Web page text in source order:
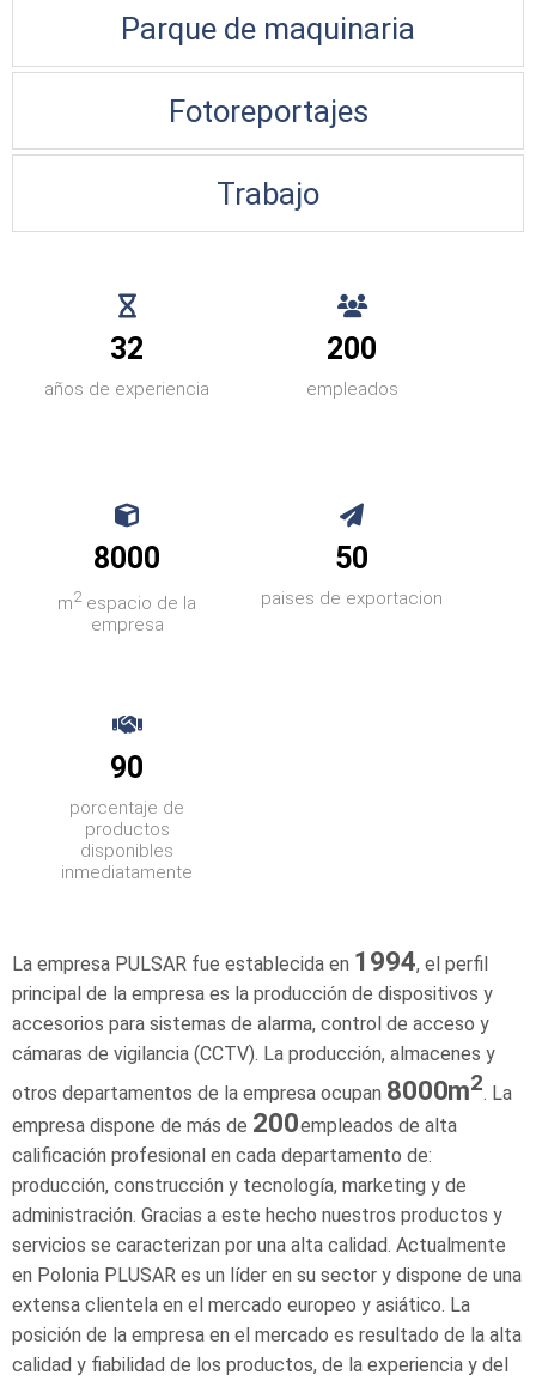
Parque de maquinaria
Fotoreportajes
Trabajo
32
años de experiencia
200
empleados
8000
m2espacio de la
empresa
50
paises de exportacion
90
porcentaje de
productos
disponibles
inmediatamente
La empresa PULSAR fue establecida en 1994, el perfil
principal de la empresa es la producción de dispositivos y
accesorios para sistemas de alarma, control de acceso y
cámaras de vigilancia (CCTV). La producción, almacenes y
otros departamentos de la empresa ocupan 8000m2. La
empresa dispone de más de 200empleados de alta
calificación profesional en cada departamento de:
producción, construcción y tecnología, marketing y de
administración. Gracias a este hecho nuestros productos y
servicios se caracterizan por una alta calidad. Actualmente
en Polonia PLUSAR es un líder en su sector y dispone de una
extensa clientela en el mercado europeo y asiático. La
posición de la empresa en el mercado es resultado de la alta
calidad y fiabilidad de los productos, de la experiencia y del